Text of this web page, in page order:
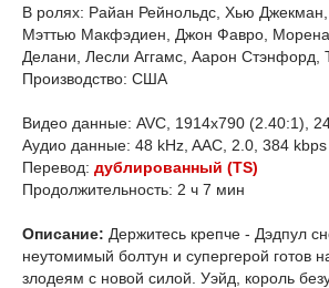
В ролях: Райан Рейнольдс, Хью
Мэттью Макфэдиен, Джон Фавро,
Делани, Лесли Аггамс, Аарон Стэнфорд,
Производство: США
Видео данные: AVC, 1914x790 (2.40:1),
Аудио данные: 48 kHz, AAC, 2.0, 384
Перевод: дублированный (TS)
Продолжительность: 2 ч 7 мин
Описание: Держитесь крепче - Дэдпул
неутомимый болтун и супергерой готов
злодеям с новой силой. Уэйд, король